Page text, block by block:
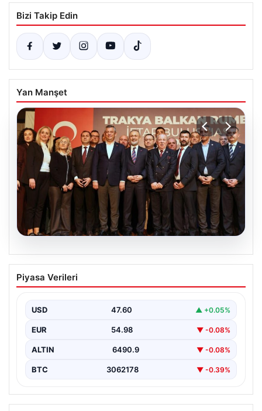
Bizi Takip Edin
Yan Manşet
05.08.2026
Gözler İstanbul’a çevrildi, bir belediye
başkanından daha açıklama geldi. “Yeni
{"title": "İstanbul ve Türkiye'nin Siyasi Hareketliliği:
"content": "İstanbul'da…
Piyasa Verileri
USD 47.60 ▲ +0.05%
EUR 54.98 ▼ -0.08%
ALTIN 6490.9 ▼ -0.08%
BTC 3062178 ▼ -0.39%